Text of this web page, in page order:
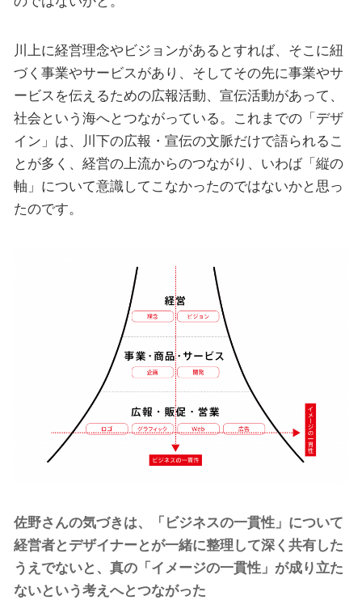
川上に経営理念やビジョンがあるとすれば、そこに紐
づく事業やサービスがあり、そしてその先に事業やサ
ービスを伝えるための広報活動、宣伝活動があって、
社会という海へとつながっている。これまでの「デザ
イン」は、川下の広報・宣伝の文脈だけで語られるこ
とが多く、経営の上流からのつながり、いわば「縦の
軸」について意識してこなかったのではないかと思っ
たのです。
佐野さんの気づきは、「ビジネスの一貫性」について
経営者とデザイナーとが一緒に整理して深く共有した
うえでないと、真の「イメージの一貫性」が成り立た
ないという考えへとつながった